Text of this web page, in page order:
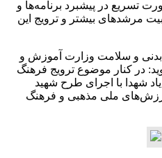
تسریع در پیشبرد برنامه‌ها و
مرشدهای بیشتر و ترویج این
و سلامت وزارت آموزش و
در کنار موضوع ترویج فرهنگ
شهدا با اجرای طرح شهید
ملی مذهبی و فرهنگ